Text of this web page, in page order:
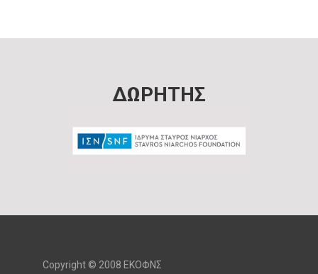
ΔΩΡΗΤΗΣ
Copyright © 2008 ΕΚΟΦΝΣ